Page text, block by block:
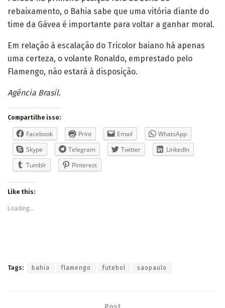
rebaixamento, o Bahia sabe que uma vitória diante do
time da Gávea é importante para voltar a ganhar moral.
Em relação à escalação do Tricolor baiano há apenas
uma certeza, o volante Ronaldo, emprestado pelo
Flamengo, não estará à disposição.
Agência Brasil.
Compartilhe isso:
Facebook Print Email
WhatsApp
Skype
Telegram Twitter
LinkedIn
Tumblr
Pinterest
Like this:
Loading...
Tags: bahia flamengo futebol saopaulo